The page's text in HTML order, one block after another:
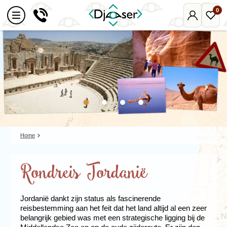
Mijn
Djoser
0
Home
Rondreis Jordanië
Jordanië dankt zijn status als fascinerende
reisbestemming aan het feit dat het land altijd al een zeer
belangrijk gebied was met een strategische ligging bij de